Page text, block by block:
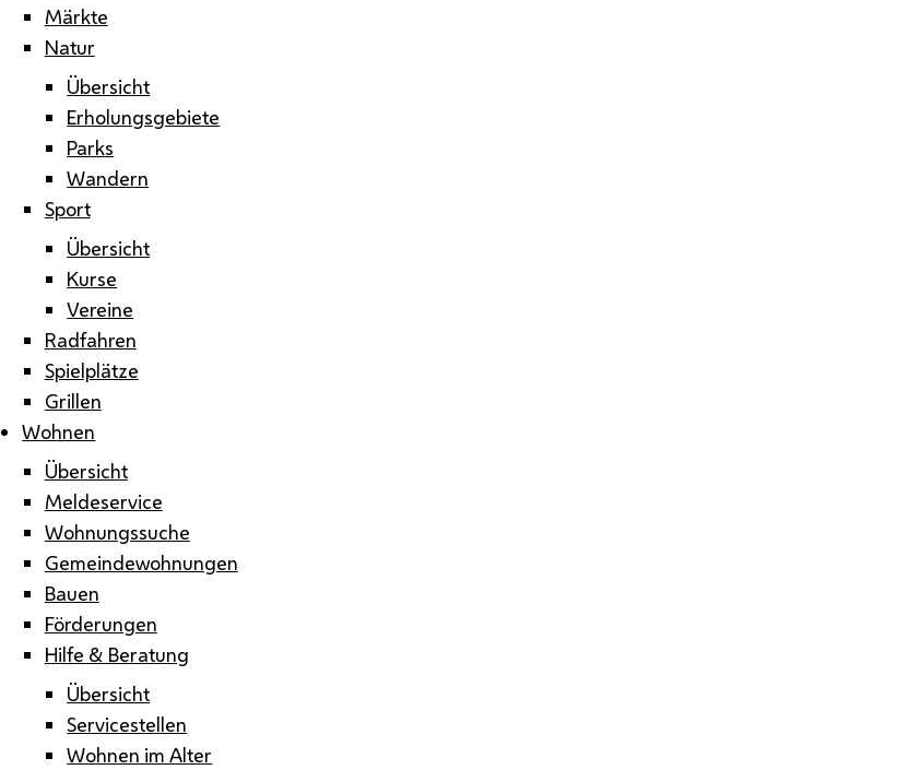
Märkte
Natur
Übersicht
Erholungsgebiete
Parks
Wandern
Sport
Übersicht
Kurse
Vereine
Radfahren
Spielplätze
Grillen
Wohnen
Übersicht
Meldeservice
Wohnungssuche
Gemeindewohnungen
Bauen
Förderungen
Hilfe & Beratung
Übersicht
Servicestellen
Wohnen im Alter